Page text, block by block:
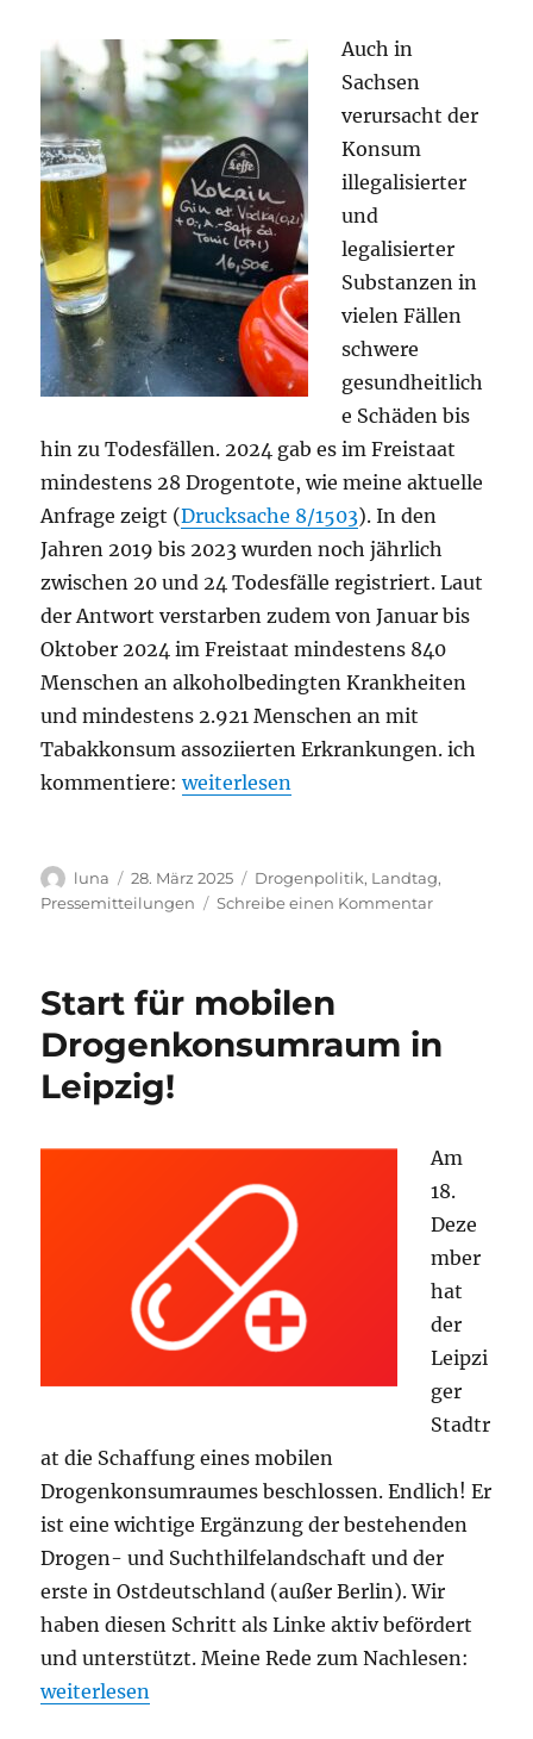
Auch in
Sachsen
verursacht der
Konsum
illegalisierter
und
legalisierter
Substanzen in
vielen Fällen
schwere
gesundheitlich
e Schäden bis
hin zu Todesfällen. 2024 gab es im Freistaat
mindestens 28 Drogentote, wie meine aktuelle
Anfrage zeigt (Drucksache 8/1503). In den
Jahren 2019 bis 2023 wurden noch jährlich
zwischen 20 und 24 Todesfälle registriert. Laut
der Antwort verstarben zudem von Januar bis
Oktober 2024 im Freistaat mindestens 840
Menschen an alkoholbedingten Krankheiten
und mindestens 2.921 Menschen an mit
Tabakkonsum assoziierten Erkrankungen. ich
kommentiere:„Zahl der Drogentoten in Sachsen
weiterlesen
Autor
luna
Veröffentlicht
am
28. März 2025 Kategorien
Drogenpolitik, Landtag,
Pressemitteilungen
Schreibe einen Kommentarzu
Nicht
Behandlung
Start für mobilen
Drogenkonsumraum in
Leipzig!
Am
18.
Deze
mber
hat
der
Leipzi
ger
Stadtr
at die Schaffung eines mobilen
Drogenkonsumraumes beschlossen. Endlich! Er
ist eine wichtige Ergänzung der bestehenden
Drogen- und Suchthilfelandschaft und der
erste in Ostdeutschland (außer Berlin). Wir
haben diesen Schritt als Linke aktiv befördert
und unterstützt. Meine Rede zum Nachlesen:
„Start für mobilen Drogenkonsumraum in Leipzig!“
weiterlesen